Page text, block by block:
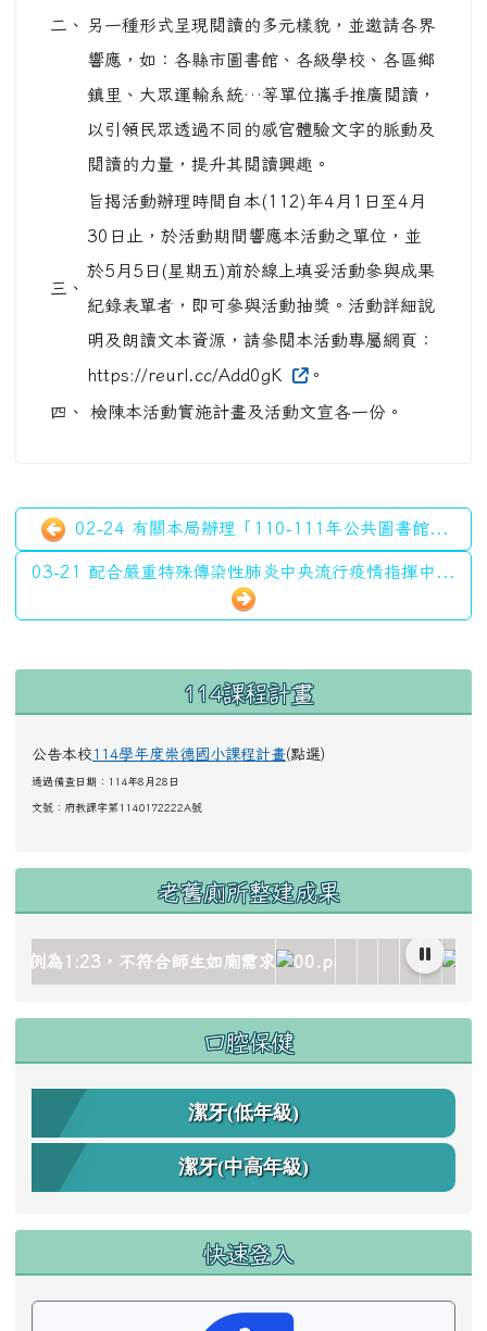
二、
另一種形式呈現閱讀的多元樣貌，並邀請各界
響應，如：各縣市圖書館、各級學校、各區鄉
鎮里、大眾運輸系統…等單位攜手推廣閱讀，
以引領民眾透過不同的感官體驗文字的脈動及
閱讀的力量，提升其閱讀興趣。
三、
旨揭活動辦理時間自本(112)年4月1日至4月
30日止，於活動期間響應本活動之單位，並
於5月5日(星期五)前於線上填妥活動參與成果
紀錄表單者，即可參與活動抽獎。活動詳細說
明及朗讀文本資源，請參閱本活動專屬網頁：
https://reurl.cc/Add0gK
。
四、 檢陳本活動實施計畫及活動文宣各一份。
02-24 有關本局辦理「110-111年公共圖書館...
03-21 配合嚴重特殊傳染性肺炎中央流行疫情指揮中...
114課程計畫
公告本校 114學年度崇德國小課程計畫(點選)
通過備查日期：114年8月28日
文號： 府教課字第1140172222A號
老舊廁所整建成果
gallery_511959_1_oez.jpg title= rel=fgallery511959
gallery_511959_2_dQJ.jpg title= rel=fgallery511959
gallery_511959_3_4Oh.jpg title=
image/gallery_511959_4_sSR.jpg title=
image/gallery_511959_5_htO.jpg title=
uploads/tad_blocks/image/
link to https://www.cdps.hlc.edu.tw/uploads/
link to https://
link to https://
link to
link to
link to
link
口腔保健
潔牙(低年級)
潔牙(中高年級)
快速登入